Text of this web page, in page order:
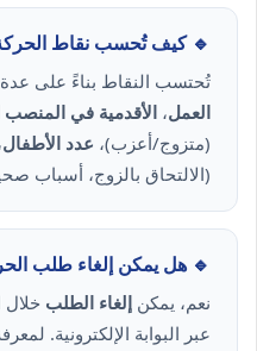
🔹 كيف تُحسب نقاط الحركة
تُحتسب النقاط بناءً على عدة
العمل، الأقدمية في المنصب
(متزوج/أعزب)، عدد الأطفال
(الالتحاق بالزوج، أسباب
🔹 هل يمكن إلغاء طلب
نعم، يمكن إلغاء الطلب خلال
عبر البوابة الإلكترونية.